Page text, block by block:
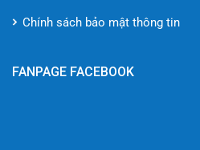
Chính sách bảo mật thông tin
FANPAGE FACEBOOK